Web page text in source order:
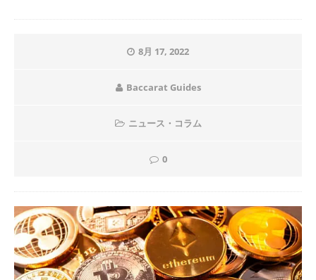
8月 17, 2022
Baccarat Guides
ニュース・コラム
0